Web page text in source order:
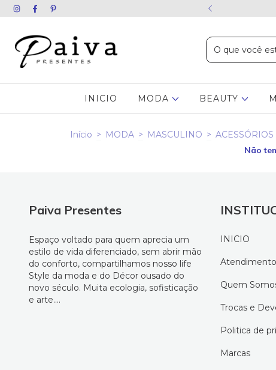
chame no WhatsApp
INICIO MODA BEAUTY
Início > MODA > MASCULINO > ACESSÓRIOS
Não
Paiva Presentes
Espaço voltado para quem aprecia um
estilo de vida diferenciado, sem abrir mão
do conforto, compartilhamos nosso life
Style da moda e do Décor ousado do
novo século. Muita ecologia, sofisticação
e arte....
INICIO
Atendimento
Quem
Trocas e
Politica de
Marcas